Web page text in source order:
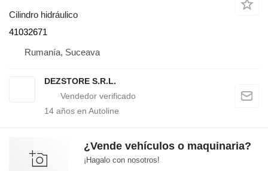
Cilindro hidráulico
41032671
Rumanía, Suceava
DEZSTORE S.R.L.
14 años en Autoline
¿Vende vehículos o maquinaria?
¡Hagalo con nosotros!